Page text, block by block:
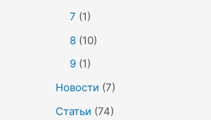
7 (1)
8 (10)
9 (1)
Новости (7)
Статьи (74)